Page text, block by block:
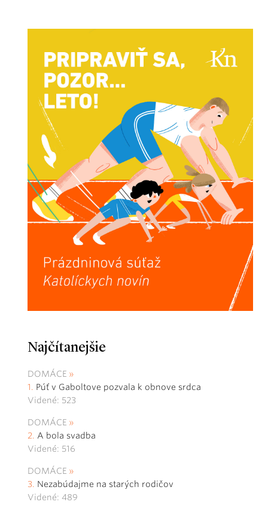
Najčítanejšie
DOMÁCE
Púť v Gaboltove pozvala k obnove srdca
Videné: 523
DOMÁCE
A bola svadba
Videné: 516
DOMÁCE
Nezabúdajme na starých rodičov
Videné: 489